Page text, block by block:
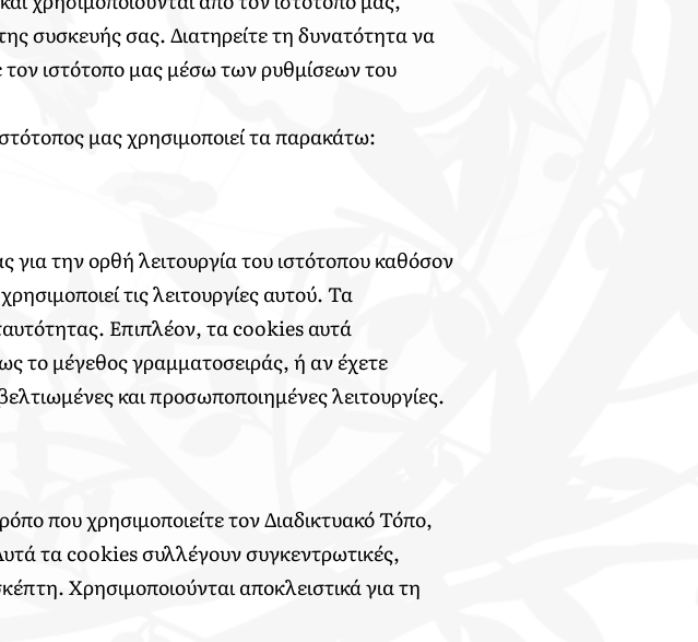
συσκευής σας. Διατηρείτε τη δυνατότητα να
τον ιστότοπο μας μέσω των ρυθμίσεων του
μας χρησιμοποιεί τα παρακάτω:
για την ορθή λειτουργία του ιστότοπου καθόσον
τις λειτουργίες αυτού. Τα
Επιπλέον, τα cookies αυτά
το μέγεθος γραμματοσειράς, ή αν έχετε
και προσωποποιημένες λειτουργίες.
που χρησιμοποιείτε τον Διαδικτυακό Τόπο,
τα cookies συλλέγουν συγκεντρωτικές,
Χρησιμοποιούνται αποκλειστικά για τη